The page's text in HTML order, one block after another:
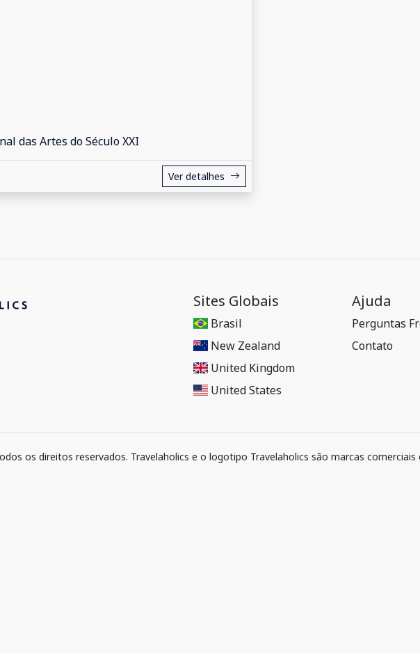
das Artes do Século XXI
Ver detalhes
Sites Globais
Brasil
New Zealand
United Kingdom
United States
Ajuda
Perguntas
Contato
os direitos reservados. Travelaholics e o logotipo Travelaholics são marcas